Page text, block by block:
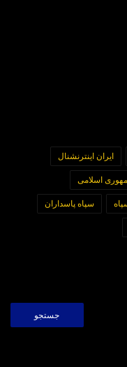
ایران اینترنشنال
اسلامی
سپاه پاسداران